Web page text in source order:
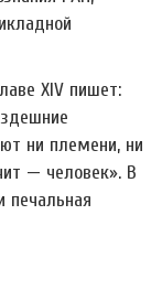
XIV пишет:
ни племени, ни
— человек». В
печальная